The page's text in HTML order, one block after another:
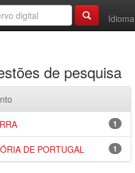
Idioma
de pesquisa
1
1
DE PORTUGAL